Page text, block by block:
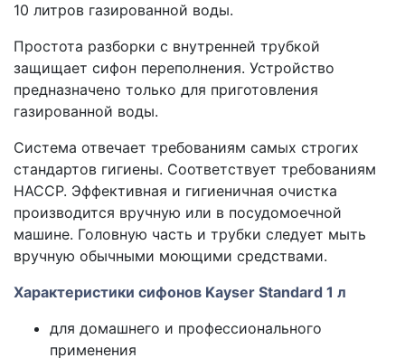
10 литров газированной воды.
Простота разборки с внутренней трубкой
защищает сифон переполнения. Устройство
предназначено только для приготовления
газированной воды.
Система отвечает требованиям самых строгих
стандартов гигиены. Соответствует требованиям
НАССР. Эффективная и гигиеничная очистка
производится вручную или в посудомоечной
машине. Головную часть и трубки следует мыть
вручную обычными моющими средствами.
Характеристики сифонов Kayser Standard 1 л
для домашнего и профессионального
применения